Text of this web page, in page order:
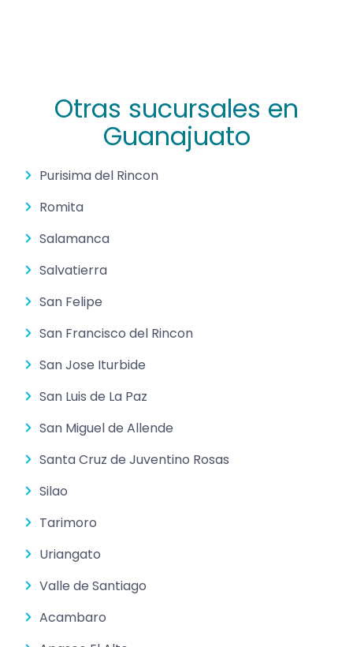
Otras sucursales en
Guanajuato
Purisima del Rincon
Romita
Salamanca
Salvatierra
San Felipe
San Francisco del Rincon
San Jose Iturbide
San Luis de La Paz
San Miguel de Allende
Santa Cruz de Juventino Rosas
Silao
Tarimoro
Uriangato
Valle de Santiago
Acambaro